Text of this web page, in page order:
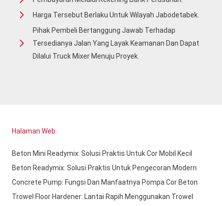
Harga Tersebut Berlaku Untuk Wilayah Jabodetabek.
Pihak Pembeli Bertanggung Jawab Terhadap
Tersedianya Jalan Yang Layak Keamanan Dan Dapat
Dilalui Truck Mixer Menuju Proyek.
Halaman Web
Beton Mini Readymix: Solusi Praktis Untuk Cor Mobil Kecil
Beton Readymix: Solusi Praktis Untuk Pengecoran Modern
Concrete Pump: Fungsi Dan Manfaatnya Pompa Cor Beton
Trowel Floor Hardener: Lantai Rapih Menggunakan Trowel